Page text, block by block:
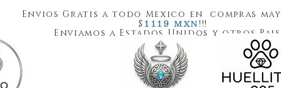
Envios Gratis a todo Mexico en compras
$ 1119 MXN!!!
Enviamos a Estados Unidos y otros